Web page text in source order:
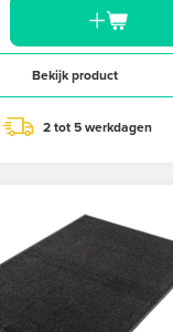
Bekijk product
2 tot 5 werkdagen